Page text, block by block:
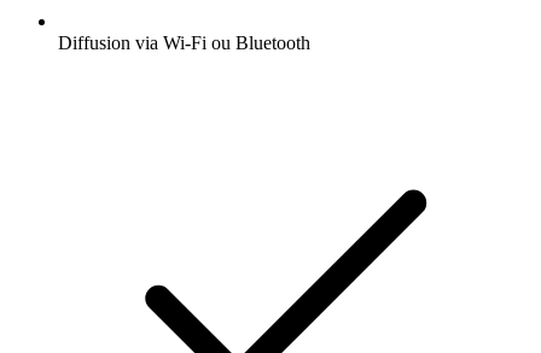
Diffusion via Wi-Fi ou Bluetooth